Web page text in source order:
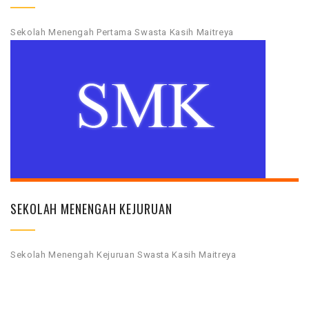
Sekolah Menengah Pertama Swasta Kasih Maitreya
SEKOLAH MENENGAH KEJURUAN
Sekolah Menengah Kejuruan Swasta Kasih Maitreya